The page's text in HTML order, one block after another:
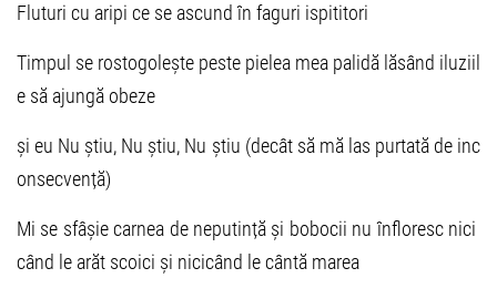
Fluturi cu aripi ce se ascund în faguri ispititori
Timpul se rostogolește peste pielea mea palidă lăsând iluziil
e să ajungă obeze
și eu Nu știu, Nu știu, Nu știu (decât să mă las purtată de inc
onsecvență)
Mi se sfâșie carnea de neputință și bobocii nu înfloresc nici
când le arăt scoici și nicicând le cântă marea